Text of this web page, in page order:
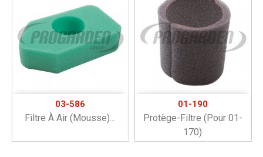
03-586
Filtre À Air (mousse)...
01-190
Protège-Filtre (pour 01-
170)